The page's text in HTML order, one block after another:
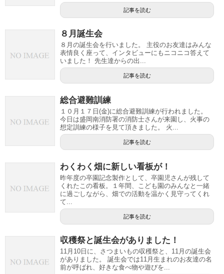
記事を読む
８月誕生会
８月の誕生会を行いました。 主役のお友達はみんな
表情良く座って、インタビューにもニコニコ答えて
いました！ 先生達からの出...
記事を読む
総合避難訓練
１０月１７日(金)に総合避難訓練が行われました。
今日は盛岡南消防署の消防士さんが来園し、火事の
想定訓練の様子を見て頂きました。 火...
記事を読む
わくわく畑に新しい看板が！
昨年度の卒園記念製作として、卒園児さんが残して
くれたこの看板。１年間、こども園のみんなと一緒
に過ごしながら、畑での活動を温かく見守ってくれ
て...
記事を読む
収穫祭と誕生会がありました！
11月10日に、さつまいもの収穫祭と、11月の誕生会
がありました。 誕生会では11月生まれのお友達の名
前が呼ばれ、好きな食べ物や遊びを...